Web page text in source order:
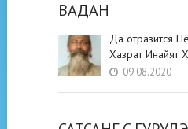
ВАДАН
Да отразится
Хазрат Инайят
09.08.2020